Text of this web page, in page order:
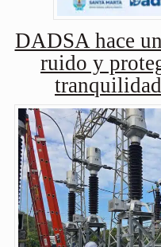
DADSA hace
ruido y